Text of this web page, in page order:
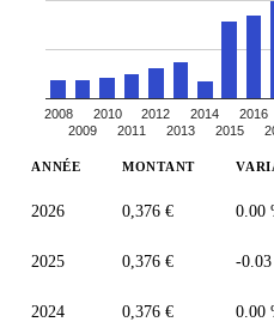
2008
2009
2010
2011
2012
2013
2014
2015
2016
ANNÉE MONTANT
2026 0,376 € 0.00
2025 0,376 € -
2024 0,376 € 0.00